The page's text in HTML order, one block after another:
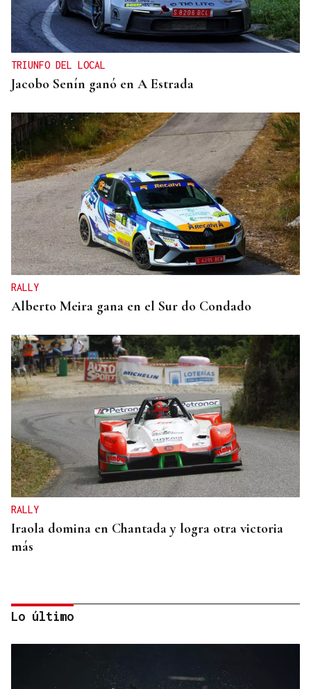
TRIUNFO DEL LOCAL
Jacobo Senín ganó en A Estrada
RALLY
Alberto Meira gana en el Sur do Condado
RALLY
Iraola domina en Chantada y logra otra victoria
más
Lo último